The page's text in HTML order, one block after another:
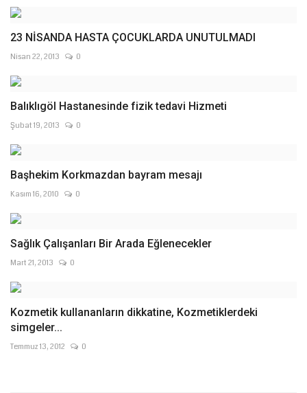
23 NİSANDA HASTA ÇOCUKLARDA UNUTULMADI
Nisan 22, 2013 0
Balıklıgöl Hastanesinde fizik tedavi Hizmeti
Şubat 19, 2013 0
Başhekim Korkmazdan bayram mesajı
Kasım 16, 2010 0
Sağlık Çalışanları Bir Arada Eğlenecekler
Mart 21, 2013 0
Kozmetik kullananların dikkatine, Kozmetiklerdeki
simgeler...
Temmuz 13, 2012 0